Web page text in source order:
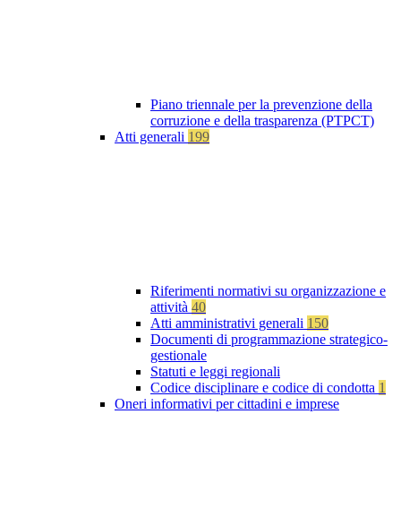
Piano triennale per la prevenzione della
corruzione e della trasparenza (PTPCT)
Atti generali 199
Riferimenti normativi su organizzazione e
attività 40
Atti amministrativi generali 150
Documenti di programmazione strategico-
gestionale
Statuti e leggi regionali
Codice disciplinare e codice di condotta 1
Oneri informativi per cittadini e imprese